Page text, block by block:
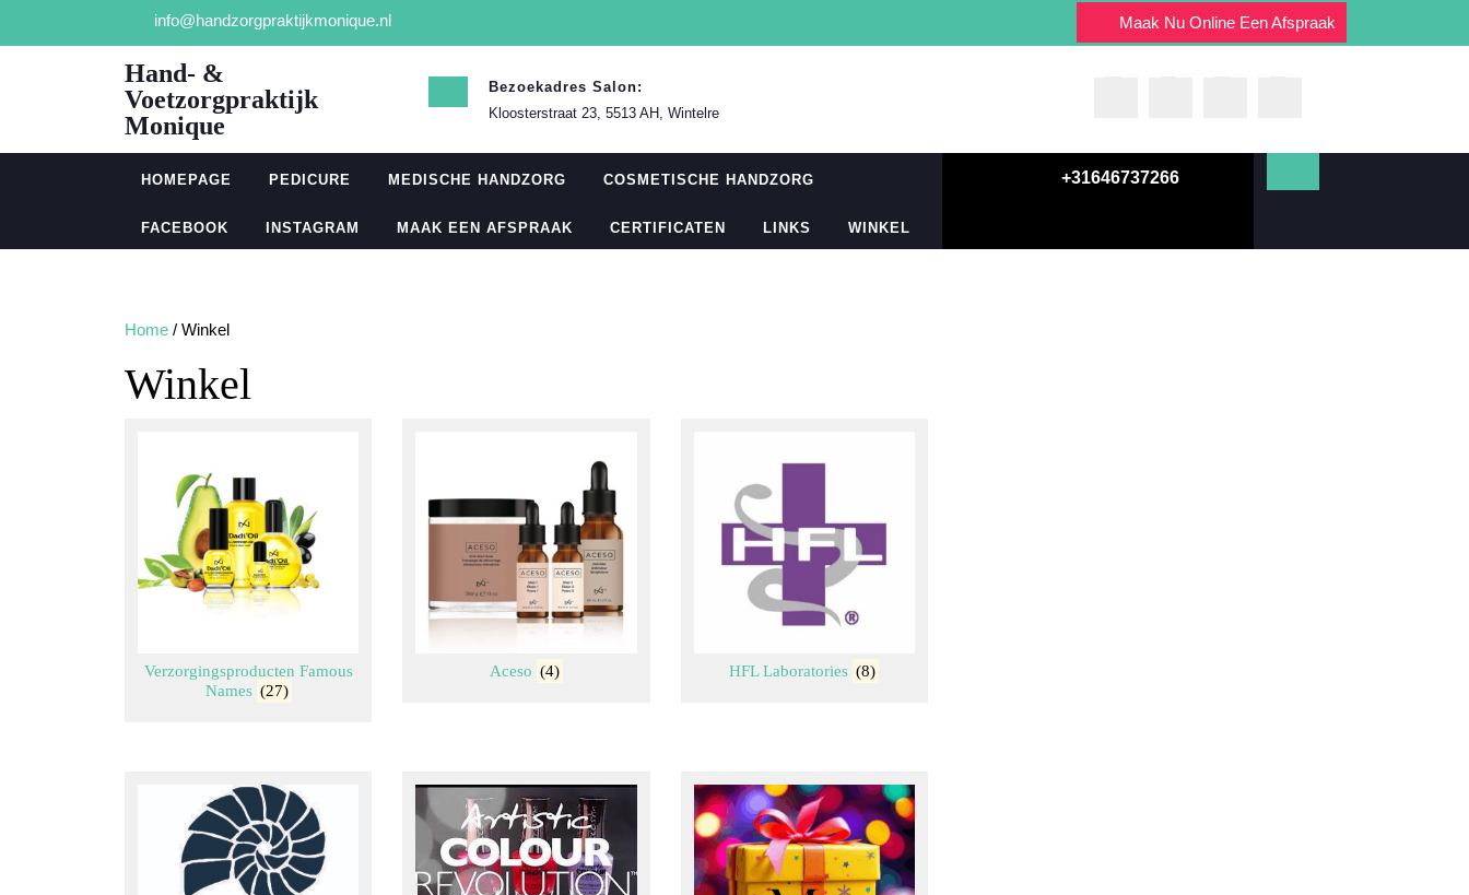
info@handzorgpraktijkmonique.nl Maak Nu Online Een Afspraak
Hand- &
Voetzorgpraktijk
Monique
Bezoekadres Salon:
Kloosterstraat 23, 5513 AH, Wintelre
HOMEPAGE PEDICURE MEDISCHE HANDZORG COSMETISCHE HANDZORG
FACEBOOK INSTAGRAM MAAK EEN AFSPRAAK CERTIFICATEN LINKS WINKEL
+31646737266
Home / Winkel
Winkel
Verzorgingsproducten Famous
Names (27)
Aceso (4) HFL Laboratories (8)